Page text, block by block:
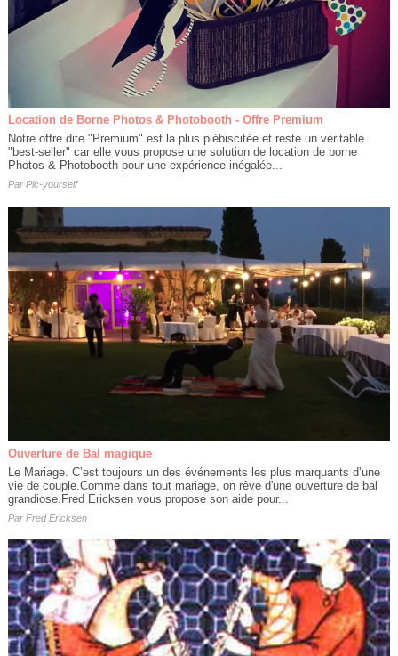
Location de Borne Photos & Photobooth - Offre Premium
Notre offre dite "Premium" est la plus plébiscitée et reste un véritable
"best-seller" car elle vous propose une solution de location de borne
Photos & Photobooth pour une expérience inégalée...
Par Pic-yourself
Ouverture de Bal magique
Le Mariage. C’est toujours un des événements les plus marquants d’une
vie de couple.Comme dans tout mariage, on rêve d'une ouverture de bal
grandiose.Fred Ericksen vous propose son aide pour...
Par Fred Ericksen